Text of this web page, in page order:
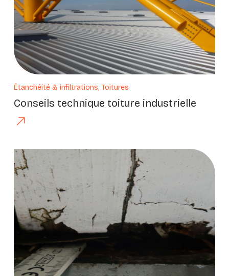
Étanchéité & infiltrations, Toitures
Conseils technique toiture industrielle